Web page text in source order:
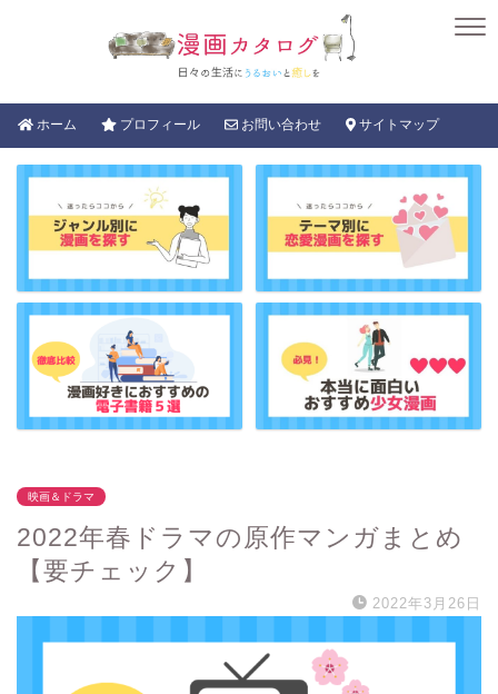
ホーム プロフィール お問い合わせ サイトマップ
映画＆ドラマ
2022年春ドラマの原作マンガまとめ
【要チェック】
2022年3月26日